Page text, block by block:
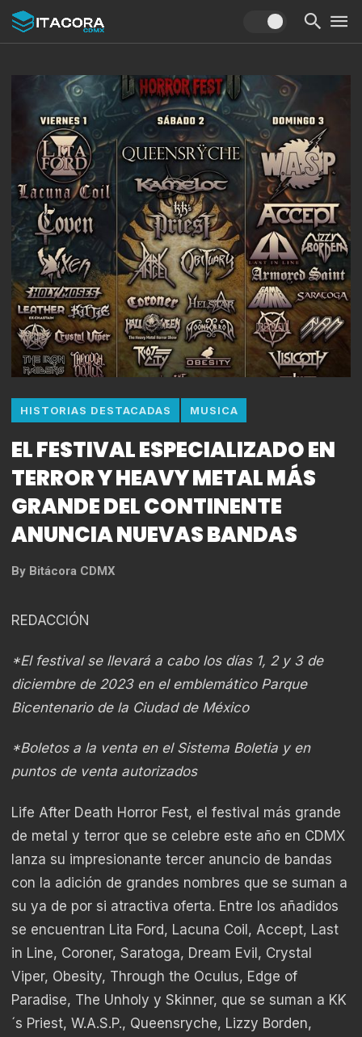
HISTORIAS DESTACADAS MUSICA
EL FESTIVAL ESPECIALIZADO EN
TERROR Y HEAVY METAL MÁS
GRANDE DEL CONTINENTE
ANUNCIA NUEVAS BANDAS
By Bitácora CDMX
REDACCIÓN
*El festival se llevará a cabo los días 1, 2 y 3 de
diciembre de 2023 en el emblemático Parque
Bicentenario de la Ciudad de México
*Boletos a la venta en el Sistema Boletia y en
puntos de venta autorizados
Life After Death Horror Fest, el festival más grande
de metal y terror que se celebre este año en CDMX
lanza su impresionante tercer anuncio de bandas
con la adición de grandes nombres que se suman a
su ya de por si atractiva oferta. Entre los añadidos
se encuentran Lita Ford, Lacuna Coil, Accept, Last
in Line, Coroner, Saratoga, Dream Evil, Crystal
Viper, Obesity, Through the Oculus, Edge of
Paradise, The Unholy y Skinner, que se suman a KK
´s Priest, W.A.S.P., Queensryche, Lizzy Borden,